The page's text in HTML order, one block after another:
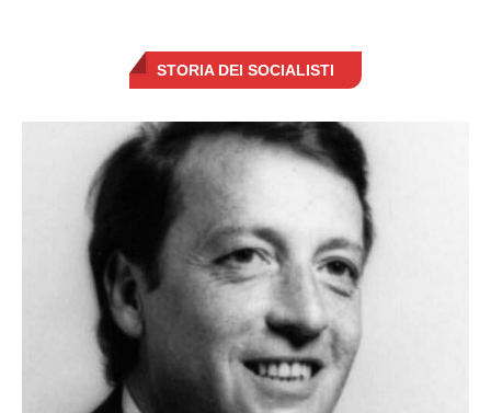
STORIA DEI SOCIALISTI